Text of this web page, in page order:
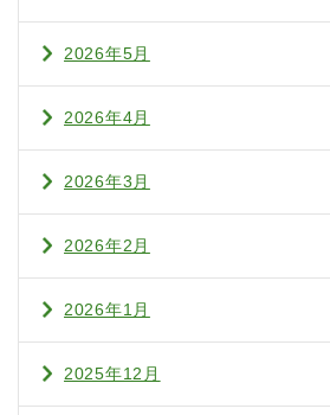
2026年5月
2026年4月
2026年3月
2026年2月
2026年1月
2025年12月